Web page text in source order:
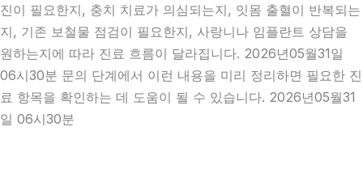
진이 필요한지, 충치 치료가 의심되는지, 잇몸 출혈이 반복되는
지, 기존 보철물 점검이 필요한지, 사랑니나 임플란트 상담을
원하는지에 따라 진료 흐름이 달라집니다. 2026년05월31일
06시30분 문의 단계에서 이런 내용을 미리 정리하면 필요한 진
료 항목을 확인하는 데 도움이 될 수 있습니다. 2026년05월31
일 06시30분